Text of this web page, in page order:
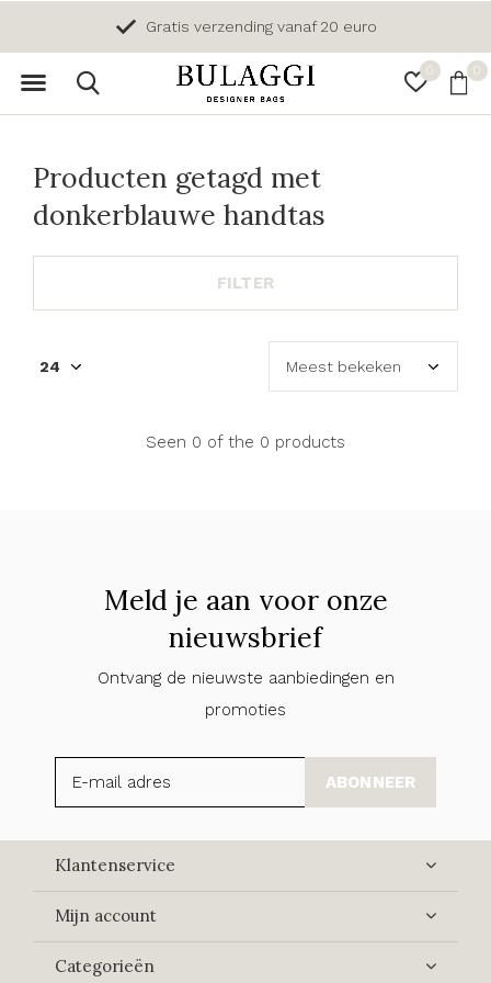
0 0
Gratis verzending vanaf 20 euro
Producten getagd met
donkerblauwe handtas
FILTER
Seen 0 of the 0 products
Meld je aan voor onze
nieuwsbrief
Ontvang de nieuwste aanbiedingen en
promoties
ABONNEER
Klantenservice
Mijn account
Categorieën